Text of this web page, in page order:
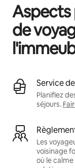
Aspects
de
Service
Planifiez
séjours.
Les
voisinage
où le